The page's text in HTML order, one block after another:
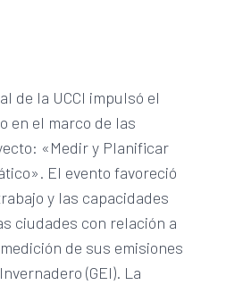
de la UCCI impulsó el
en el marco de las
«Medir y Planificar
El evento favoreció
y las capacidades
ciudades con relación a
de sus emisiones
(GEI). La